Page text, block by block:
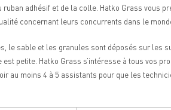
adhésif et de la colle. Hatko Grass vous
concernant leurs concurrents dans le
le sable et les granules sont déposés sur les
petite. Hatko Grass s’intéresse à tous vos
au moins 4 à 5 assistants pour que les